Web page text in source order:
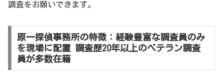
調査をお願いできます。
原一探偵事務所の特徴：経験豊富な調査員のみ
を現場に配置 調査歴20年以上のベテラン調査
員が多数在籍